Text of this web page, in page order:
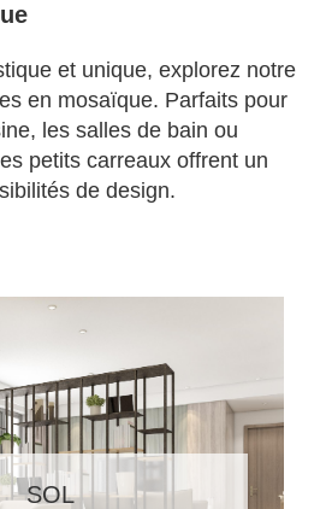
et unique, explorez notre
en mosaïque. Parfaits pour
les salles de bain ou
petits carreaux offrent un
de design.
SOL